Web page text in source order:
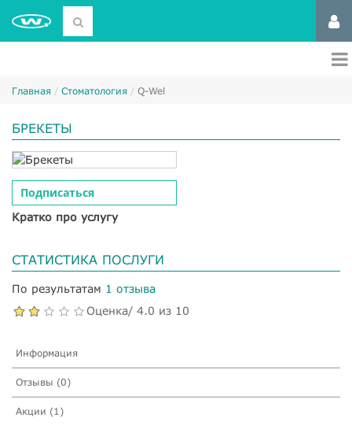
Главная Стоматология Q-Wel
БРЕКЕТЫ
Подписаться
Кратко про услугу
СТАТИСТИКА ПОСЛУГИ
По результатам 1 отзыва
Оценка/ 4.0 из 10
Информация
Отзывы (0)
Акции (1)